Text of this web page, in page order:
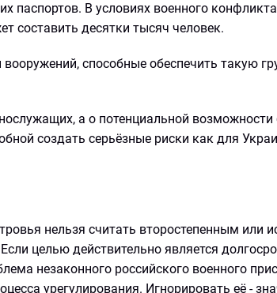
паспортов. В условиях военного
составить десятки тысяч человек.
способные обеспечить такую
а о потенциальной возможности
создать серьёзные риски как для
нельзя считать второстепенным или
целью действительно является
незаконного российского военного
урегулирования. Игнорировать её -